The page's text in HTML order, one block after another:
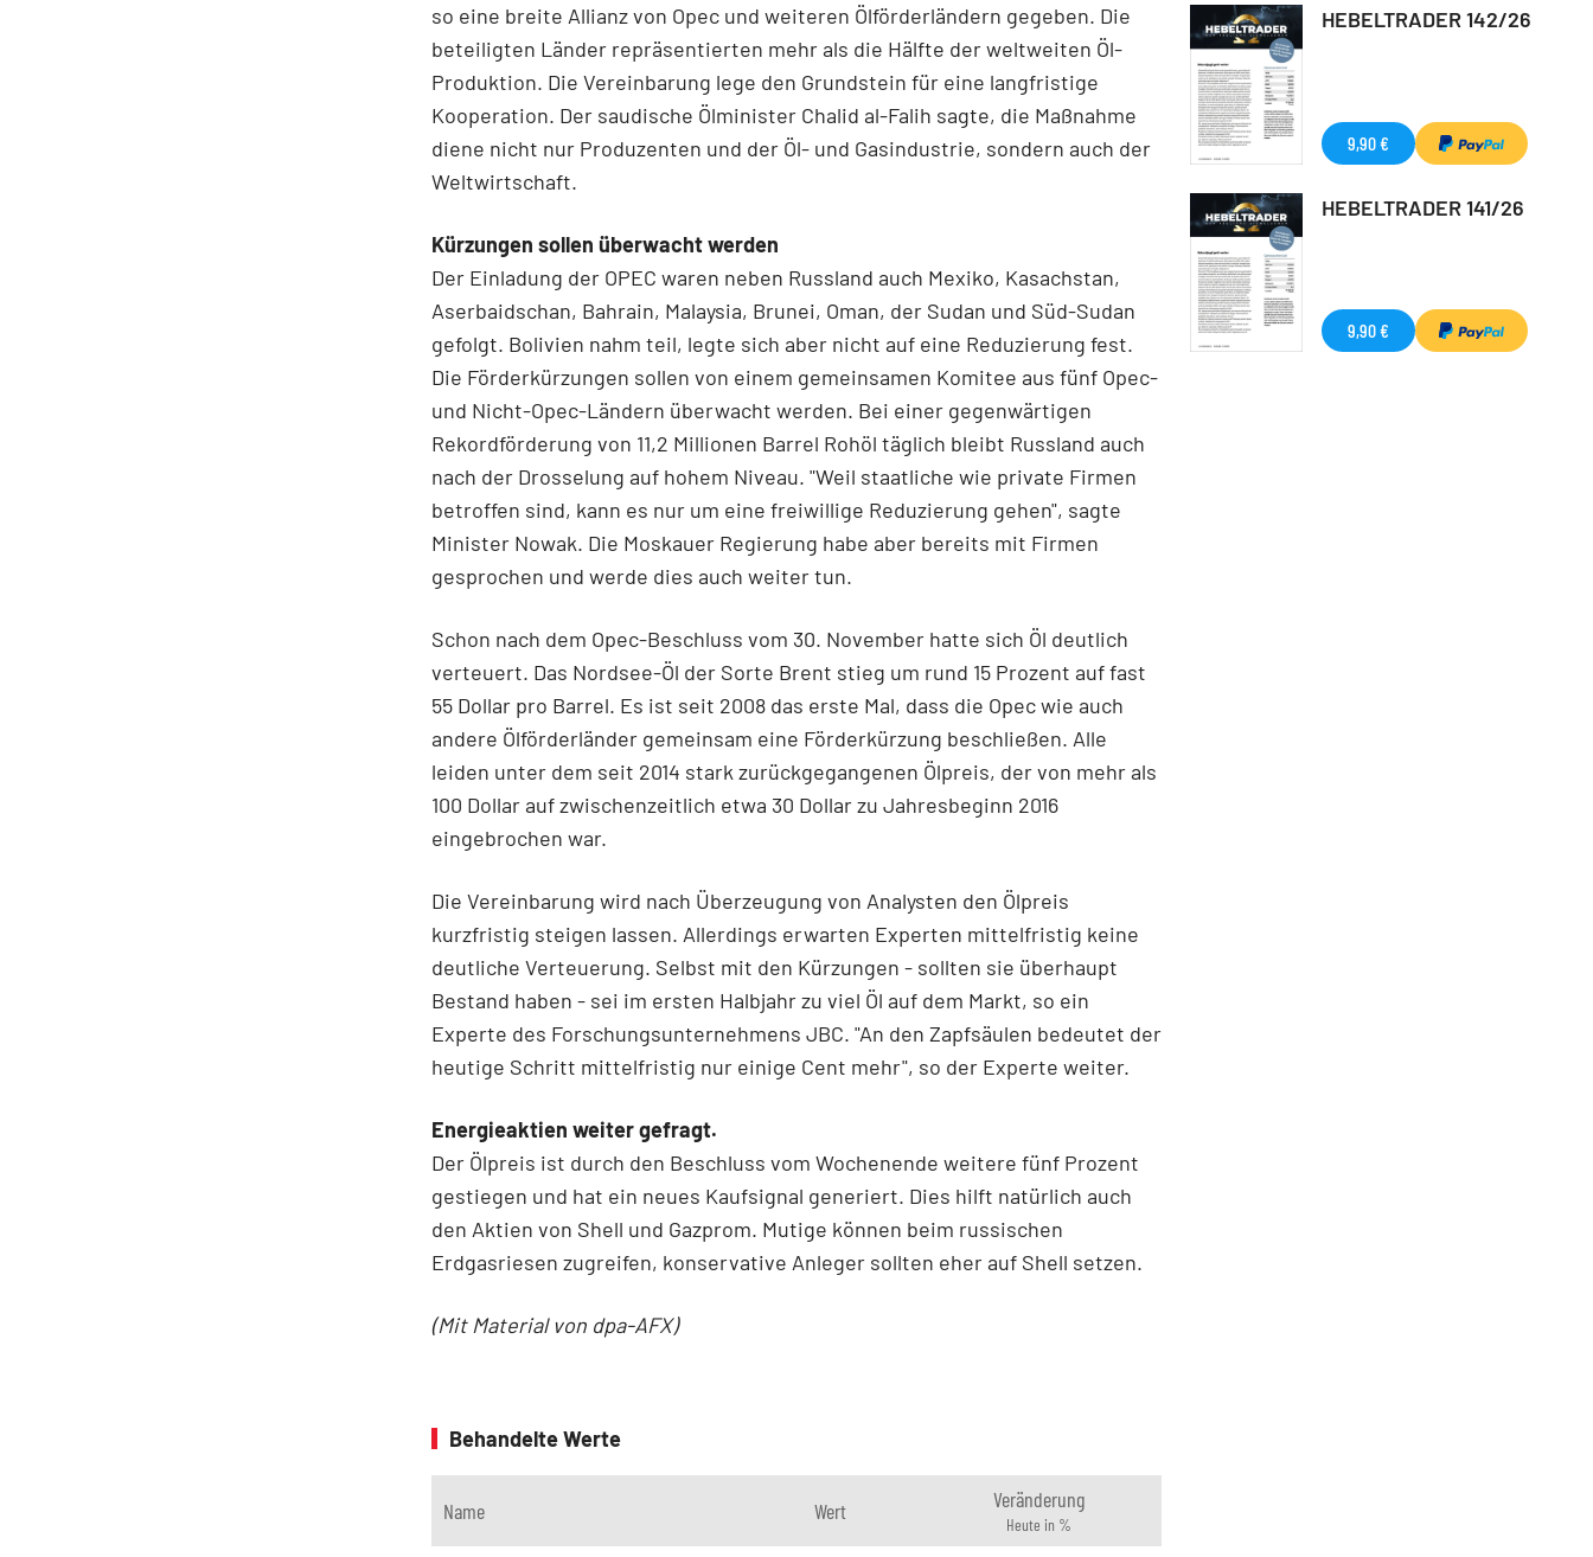
so eine breite Allianz von Opec und weiteren Ölförderländern gegeben. Die
beteiligten Länder repräsentierten mehr als die Hälfte der weltweiten Öl-
Produktion. Die Vereinbarung lege den Grundstein für eine langfristige
Kooperation. Der saudische Ölminister Chalid al-Falih sagte, die Maßnahme
diene nicht nur Produzenten und der Öl- und Gasindustrie, sondern auch der
Weltwirtschaft.
Kürzungen sollen überwacht werden
Der Einladung der OPEC waren neben Russland auch Mexiko, Kasachstan,
Aserbaidschan, Bahrain, Malaysia, Brunei, Oman, der Sudan und Süd-Sudan
gefolgt. Bolivien nahm teil, legte sich aber nicht auf eine Reduzierung fest.
Die Förderkürzungen sollen von einem gemeinsamen Komitee aus fünf Opec-
und Nicht-Opec-Ländern überwacht werden. Bei einer gegenwärtigen
Rekordförderung von 11,2 Millionen Barrel Rohöl täglich bleibt Russland auch
nach der Drosselung auf hohem Niveau. "Weil staatliche wie private Firmen
betroffen sind, kann es nur um eine freiwillige Reduzierung gehen", sagte
Minister Nowak. Die Moskauer Regierung habe aber bereits mit Firmen
gesprochen und werde dies auch weiter tun.
Schon nach dem Opec-Beschluss vom 30. November hatte sich Öl deutlich
verteuert. Das Nordsee-Öl der Sorte Brent stieg um rund 15 Prozent auf fast
55 Dollar pro Barrel. Es ist seit 2008 das erste Mal, dass die Opec wie auch
andere Ölförderländer gemeinsam eine Förderkürzung beschließen. Alle
leiden unter dem seit 2014 stark zurückgegangenen Ölpreis, der von mehr als
100 Dollar auf zwischenzeitlich etwa 30 Dollar zu Jahresbeginn 2016
eingebrochen war.
Die Vereinbarung wird nach Überzeugung von Analysten den Ölpreis
kurzfristig steigen lassen. Allerdings erwarten Experten mittelfristig keine
deutliche Verteuerung. Selbst mit den Kürzungen - sollten sie überhaupt
Bestand haben - sei im ersten Halbjahr zu viel Öl auf dem Markt, so ein
Experte des Forschungsunternehmens JBC. "An den Zapfsäulen bedeutet der
heutige Schritt mittelfristig nur einige Cent mehr", so der Experte weiter.
Energieaktien weiter gefragt.
Der Ölpreis ist durch den Beschluss vom Wochenende weitere fünf Prozent
gestiegen und hat ein neues Kaufsignal generiert. Dies hilft natürlich auch
den Aktien von Shell und Gazprom. Mutige können beim russischen
Erdgasriesen zugreifen, konservative Anleger sollten eher auf Shell setzen.
(Mit Material von dpa-AFX)
Behandelte Werte
Name Wert Veränderung
Heute in %
HEBELTRADER 142/26
9,90 €
HEBELTRADER 141/26
9,90 €